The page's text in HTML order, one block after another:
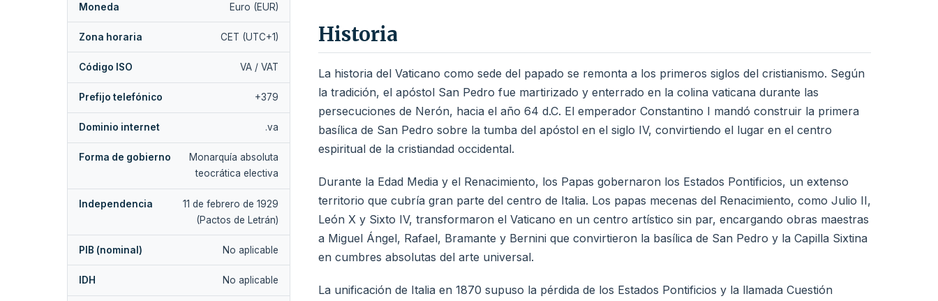
Moneda Euro (EUR)
Zona horaria CET (UTC+1)
Código ISO VA / VAT
Prefijo telefónico +379
Dominio internet .va
Forma de gobierno
Monarquía absoluta
teocrática electiva
Independencia
11 de febrero de 1929
(Pactos de Letrán)
PIB (nominal) No aplicable
IDH No aplicable
Historia
La historia del Vaticano como sede del papado se remonta a los primeros siglos del cristianismo. Según
la tradición, el apóstol San Pedro fue martirizado y enterrado en la colina vaticana durante las
persecuciones de Nerón, hacia el año 64 d.C. El emperador Constantino I mandó construir la primera
basílica de San Pedro sobre la tumba del apóstol en el siglo IV, convirtiendo el lugar en el centro
espiritual de la cristiandad occidental.
Durante la Edad Media y el Renacimiento, los Papas gobernaron los Estados Pontificios, un extenso
territorio que cubría gran parte del centro de Italia. Los papas mecenas del Renacimiento, como Julio II,
León X y Sixto IV, transformaron el Vaticano en un centro artístico sin par, encargando obras maestras
a Miguel Ángel, Rafael, Bramante y Bernini que convirtieron la basílica de San Pedro y la Capilla Sixtina
en cumbres absolutas del arte universal.
La unificación de Italia en 1870 supuso la pérdida de los Estados Pontificios y la llamada Cuestión